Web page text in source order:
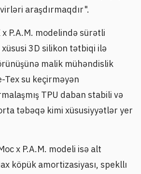
araşdırmaqdır".
x P.A.M. modelində sürətli
3D silikon tətbiqi ilə
malik mühəndislik
Tex su keçirməyən
TPU daban stabili və
təbəqə kimi xüsusiyyətlər yer
x P.A.M. modeli isə alt
köpük amortizasiyası, spekllı